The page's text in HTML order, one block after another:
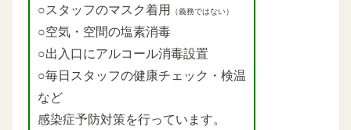
○スタッフのマスク着用
（義務ではない）
○空気・空間の塩素消毒
○出入口にアルコール消毒設置
○毎日スタッフの健康チェック・検温
など
感染症予防対策を行っています。